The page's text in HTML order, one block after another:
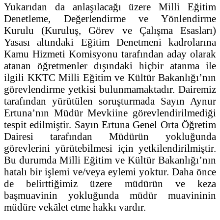
Yukarıdan da anlaşılacağı üzere Milli Eğitim
Denetleme, Değerlendirme ve Yönlendirme
Kurulu (Kuruluş, Görev ve Çalışma Esasları)
Yasası altındaki Eğitim Denetmeni kadrolarına
Kamu Hizmeti Komisyonu tarafından aday olarak
atanan öğretmenler dışındaki hiçbir atanma ile
ilgili KKTC Milli Eğitim ve Kültür Bakanlığı’nın
görevlendirme yetkisi bulunmamaktadır. Dairemiz
tarafından yürütülen soruşturmada Sayın Aynur
Ertuna’nın Müdür Mevkiine görevlendirilmediği
tespit edilmiştir. Sayın Ertuna Genel Orta Öğretim
Dairesi tarafından Müdürün yokluğunda
görevlerini yürütebilmesi için yetkilendirilmiştir.
Bu durumda Milli Eğitim ve Kültür Bakanlığı’nın
hatalı bir işlemi ve/veya eylemi yoktur. Daha önce
de belirttiğimiz üzere müdürün ve keza
başmuavinin yokluğunda müdür muavininin
müdüre vekâlet etme hakkı vardır.